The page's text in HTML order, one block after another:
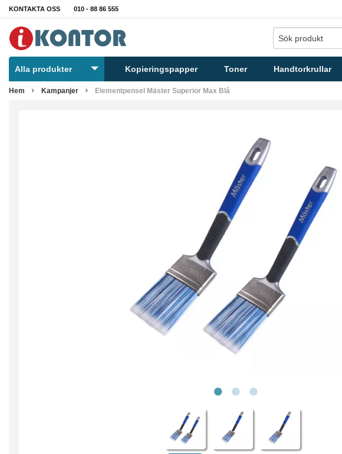
KONTAKTA OSS 010 - 88 86 555
Alla produkter Kopieringspapper Toner Handtorkrullar
Hem Kampanjer Elementpensel Mäster Superior Max Blå